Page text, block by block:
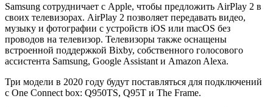
Samsung сотрудничает с Apple, чтобы предложить AirPlay 2 в
своих телевизорах. AirPlay 2 позволяет передавать видео,
музыку и фотографии с устройств iOS или macOS без
проводов на телевизор. Телевизоры также оснащены
встроенной поддержкой Bixby, собственного голосового
ассистента Samsung, Google Assistant и Amazon Alexa.
Три модели в 2020 году будут поставляться для подключений
с One Connect box: Q950TS, Q95T и The Frame.